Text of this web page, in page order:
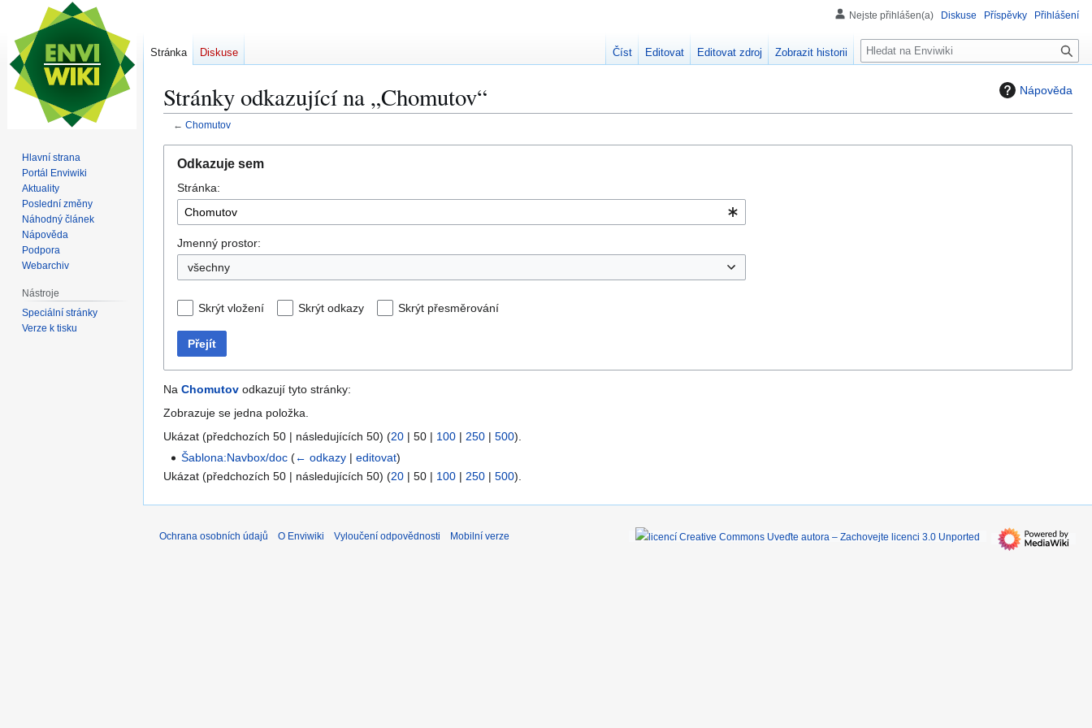
Nápověda
Stránky odkazující na „Chomutov“
← Chomutov
navigaci
vyhledávání
Odkazuje sem
Stránka:
Jmenný prostor:
všechny
Skrýt vložení Skrýt odkazy Skrýt přesměrování
Přejít
Na Chomutov odkazují tyto stránky:
Zobrazuje se jedna položka.
Ukázat (předchozích 50 | následujících 50) (20 | 50 | 100 | 250 | 500).
Šablona:Navbox/doc (← odkazy |editovat)
Ukázat (předchozích 50 | následujících 50) (20 | 50 | 100 | 250 | 500).
Nejste přihlášen(a) Diskuse Příspěvky Přihlášení
Stránka Diskuse Číst Editovat Editovat zdroj Zobrazit historii
H
l
á
Hlavní strana
Portál Enviwiki
Aktuality
Poslední změny
Náhodný článek
Nápověda
Podpora
Webarchiv
Nástroje
Speciální stránky
Verze k tisku
Ochrana osobních údajů O Enviwiki Vyloučení odpovědnosti Mobilní verze